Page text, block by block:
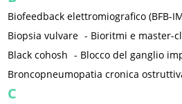
Biofeedback elettromiografico (BFB-
Biopsia vulvare - Bioritmi e master-
Black cohosh - Blocco del ganglio
Broncopneumopatia cronica
C